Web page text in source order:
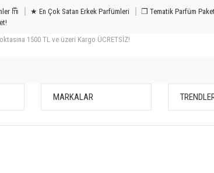
𐙏 ★ En Çok Satan Erkek Parfümleri
❒ Tematik Parfüm
1500 TL ve üzeri Kargo ÜCRETSİZ!
MARKALAR